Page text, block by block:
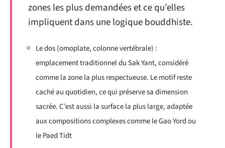
zones les plus demandées et ce qu’elles
impliquent dans une logique bouddhiste.
Le dos (omoplate, colonne vertébrale) :
emplacement traditionnel du Sak Yant, considéré
comme la zone la plus respectueuse. Le motif reste
caché au quotidien, ce qui préserve sa dimension
sacrée. C’est aussi la surface la plus large, adaptée
aux compositions complexes comme le Gao Yord ou
le Paed Tidt